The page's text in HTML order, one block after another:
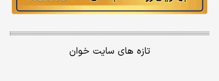
تازه های سایت خوان